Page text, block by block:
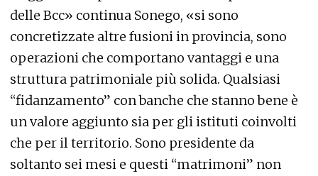
delle Bcc» continua Sonego, «si sono
concretizzate altre fusioni in provincia, sono
operazioni che comportano vantaggi e una
struttura patrimoniale più solida. Qualsiasi
“fidanzamento” con banche che stanno bene è
un valore aggiunto sia per gli istituti coinvolti
che per il territorio. Sono presidente da
soltanto sei mesi e questi “matrimoni” non